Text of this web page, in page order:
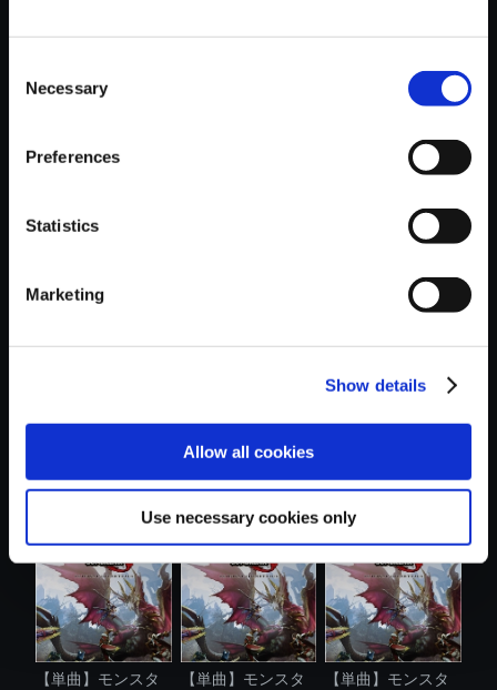
Selection
Necessary
Preferences
Statistics
Marketing
Show details
Allow all cookies
Use necessary cookies only
おすすめ商品
ーハンターラ...
【単曲】モンスタ
ーハンターラ...
ーハンターラ...
【単曲】モンスタ
【単曲】モンスタ
【単曲】モンスタ